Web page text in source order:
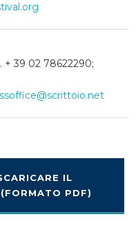
+ 39 02 78622290;
IL
PDF)